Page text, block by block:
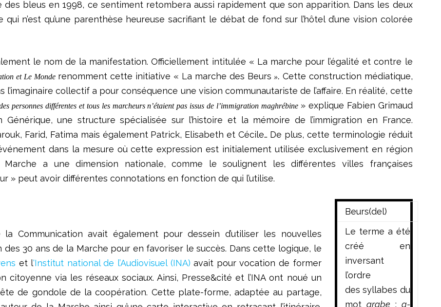
bleus en 1998, ce sentiment retombera aussi rapidement que son apparition. Dans les deux
n’est qu’une parenthèse heureuse sacrifiant le débat de fond sur l’hôtel d’une vision colorée
le nom de la manifestation. Officiellement intitulée « La marche pour l’égalité et contre le
et Le Monde renomment cette initiative « La marche des Beurs ». Cette construction médiatique,
l’imaginaire collectif a pour conséquence une vision communautariste de l’affaire. En réalité, cette
personnes différentes et tous les marcheurs n’étaient pas issus de l’immigration maghrébine » explique Fabien Grimaud
Générique, une structure spécialisée sur l’histoire et la mémoire de l’immigration en France.
Farid, Fatima mais également Patrick, Elisabeth et Cécile… De plus, cette terminologie réduit
dans la mesure où cette expression est initialement utilisée exclusivement en région
Marche a une dimension nationale, comme le soulignent les différentes villes françaises
» peut avoir différentes connotations en fonction de qui l’utilise.
Beurs(del)
Le terme a été
créé en
inversant
l’ordre
des syllabes du
mot arabe : a-
Communication avait également pour dessein d’utiliser les nouvelles
30 ans de la Marche pour en favoriser le succès. Dans cette logique, le
et l‘Institut national de l’Audiovisuel (INA) avait pour vocation de former
via les réseaux sociaux. Ainsi, Presse&cité et l’INA ont noué un
de gondole de la coopération. Cette plate-forme, adaptée au partage,